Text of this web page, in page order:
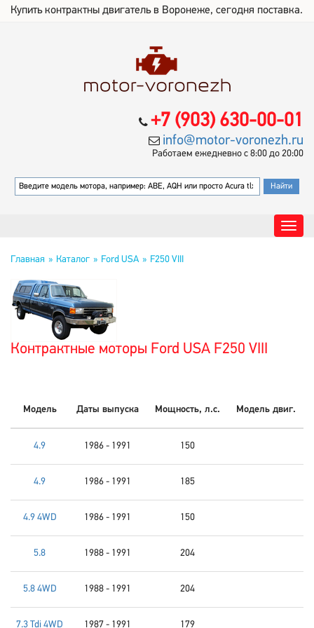
Купить контрактны двигатель в Воронеже, сегодня поставка.
+7 (903) 630-00-01
info@motor-voronezh.ru
Работаем ежедневно с 8:00 до 20:00
Главная Каталог Ford USA F250 VIII
Контрактные моторы Ford USA F250 VIII
Модель Даты выпуска Мощность, л.с. Модель двиг.
4.9 1986 - 1991 150
4.9 1986 - 1991 185
4.9 4WD 1986 - 1991 150
5.8 1988 - 1991 204
5.8 4WD 1988 - 1991 204
7.3 Tdi 4WD 1987 - 1991 179